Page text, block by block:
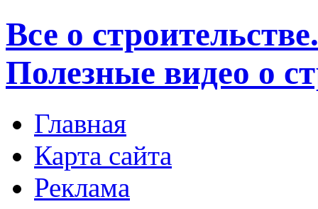
Все о
Полезные видео о
Главная
Карта сайта
Реклама